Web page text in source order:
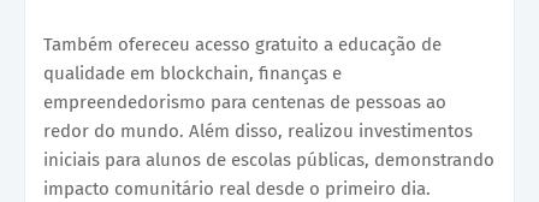
Também ofereceu acesso gratuito a educação de
qualidade em blockchain, finanças e
empreendedorismo para centenas de pessoas ao
redor do mundo. Além disso, realizou investimentos
iniciais para alunos de escolas públicas, demonstrando
impacto comunitário real desde o primeiro dia.